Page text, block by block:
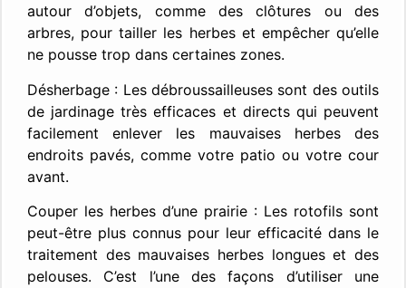
autour d’objets, comme des clôtures ou des
arbres, pour tailler les herbes et empêcher qu’elle
ne pousse trop dans certaines zones.
Désherbage : Les débroussailleuses sont des outils
de jardinage très efficaces et directs qui peuvent
facilement enlever les mauvaises herbes des
endroits pavés, comme votre patio ou votre cour
avant.
Couper les herbes d’une prairie : Les rotofils sont
peut-être plus connus pour leur efficacité dans le
traitement des mauvaises herbes longues et des
pelouses. C’est l’une des façons d’utiliser une